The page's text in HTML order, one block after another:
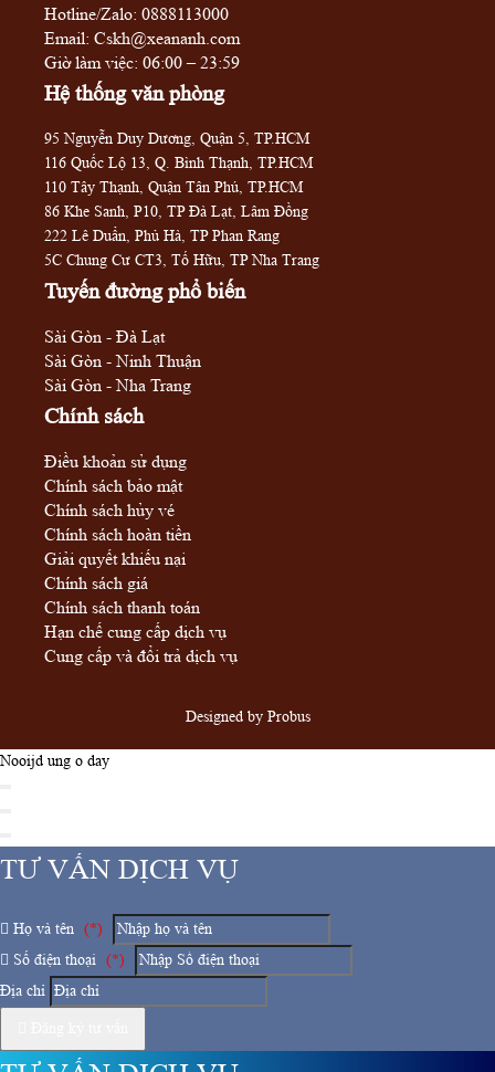
Hotline/Zalo:0888113000
Email: Cskh@xeananh.com
Giờ làm việc: 06:00 – 23:59
Hệ thống văn phòng
95 Nguyễn Duy Dương, Quận 5, TP.HCM
116 Quốc Lộ 13, Q. Bình Thạnh, TP.HCM
110 Tây Thạnh, Quận Tân Phú, TP.HCM
86 Khe Sanh, P10, TP Đà Lạt, Lâm Đồng
222 Lê Duẩn, Phủ Hà, TP Phan Rang
5C Chung Cư CT3, Tố Hữu, TP Nha Trang
Tuyến đường phổ biến
Sài Gòn - Đà Lạt
Sài Gòn - Ninh Thuận
Sài Gòn - Nha Trang
Chính sách
Điều khoản sử dụng
Chính sách bảo mật
Chính sách hủy vé
Chính sách hoàn tiền
Giải quyết khiếu nại
Chính sách giá
Chính sách thanh toán
Hạn chế cung cấp dịch vụ
Cung cấp và đổi trả dịch vụ
Designed by Probus
Nooijd ung o day
TƯ VẤN DỊCH VỤ
Họ và tên
(*)
Số điện thoại
(*)
Địa chỉ